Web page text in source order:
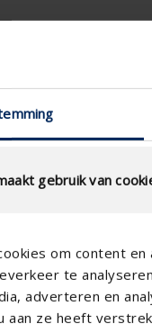
gebruik van
om content
te
adverteren en
aan ze heeft